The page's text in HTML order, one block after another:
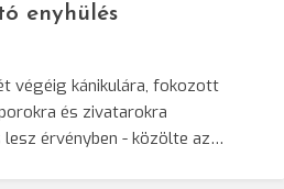
enyhülés
végéig kánikulára, fokozott
és zivatarokra
érvényben - közölte az…